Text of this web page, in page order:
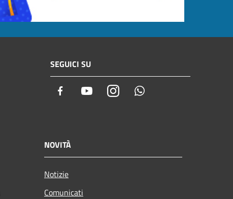
SEGUICI SU
Facebook YoutubeInstagram
NOVITÀ
Notizie
Comunicati